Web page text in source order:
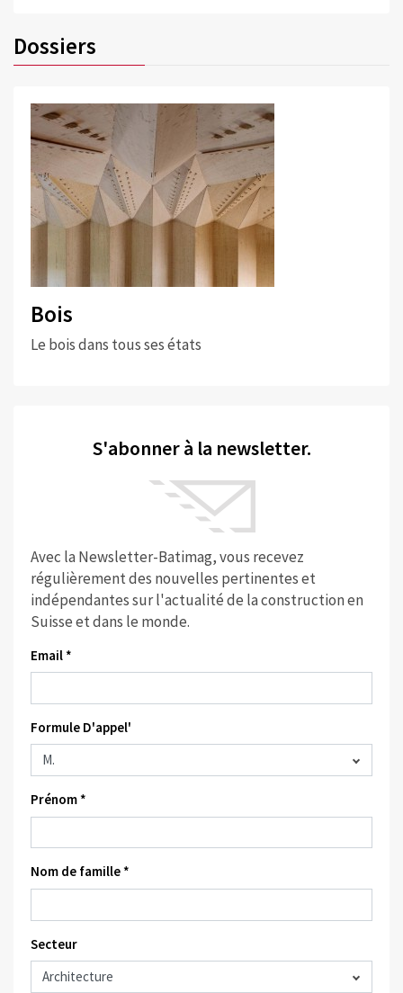
Dossiers
Bois
Le bois dans tous ses états
S'abonner à la newsletter.
Avec la Newsletter-Batimag, vous recevez
régulièrement des nouvelles pertinentes et
indépendantes sur l'actualité de la construction en
Suisse et dans le monde.
Email *
Formule D'appel'
Prénom *
Nom de famille *
Secteur